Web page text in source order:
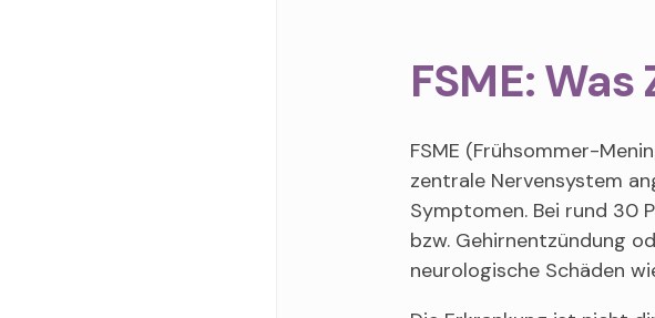
FSME:
FSME (Frühsommer-
zentrale Nervensystem
Symptomen. Bei rund 30
bzw. Gehirnentzündung
neurologische Schäden